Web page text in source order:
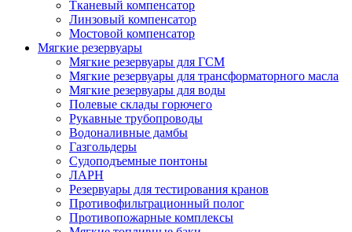
Тканевый компенсатор
Линзовый компенсатор
Мостовой компенсатор
Мягкие резервуары
Мягкие резервуары для ГСМ
Мягкие резервуары для трансформаторного масла
Мягкие резервуары для воды
Полевые склады горючего
Рукавные трубопроводы
Водоналивные дамбы
Газгольдеры
Судоподъемные понтоны
ЛАРН
Резервуары для тестирования кранов
Противофильтрационный полог
Противопожарные комплексы